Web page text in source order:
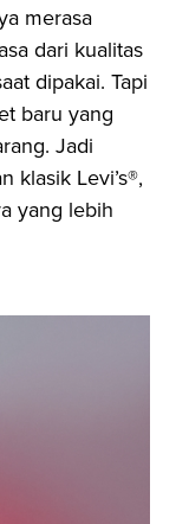
merasa
dari kualitas
dipakai. Tapi
baru yang
Jadi
klasik Levi’s®,
yang lebih